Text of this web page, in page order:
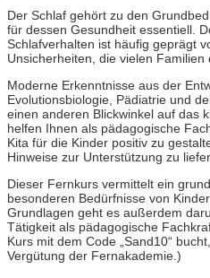
Der Schlaf gehört zu den
für dessen Gesundheit essentiell.
Schlafverhalten ist häufig geprägt
Unsicherheiten, die vielen Familien
Moderne Erkenntnisse aus der
Evolutionsbiologie, Pädiatrie und
einen anderen Blickwinkel auf das
helfen Ihnen als pädagogische
Kita für die Kinder positiv zu
Hinweise zur Unterstützung zu
Dieser Fernkurs vermittelt ein
besonderen Bedürfnisse von
Grundlagen geht es außerdem
Tätigkeit als pädagogische
Kurs mit dem Code „Sand10“
Vergütung der Fernakademie.)